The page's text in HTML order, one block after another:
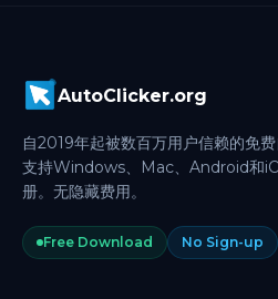
AutoClicker.org
自2019年起被数百万用户信赖的免费
支持Windows、Mac、Android和
册。无隐藏费用。
Free Download No Sign-up